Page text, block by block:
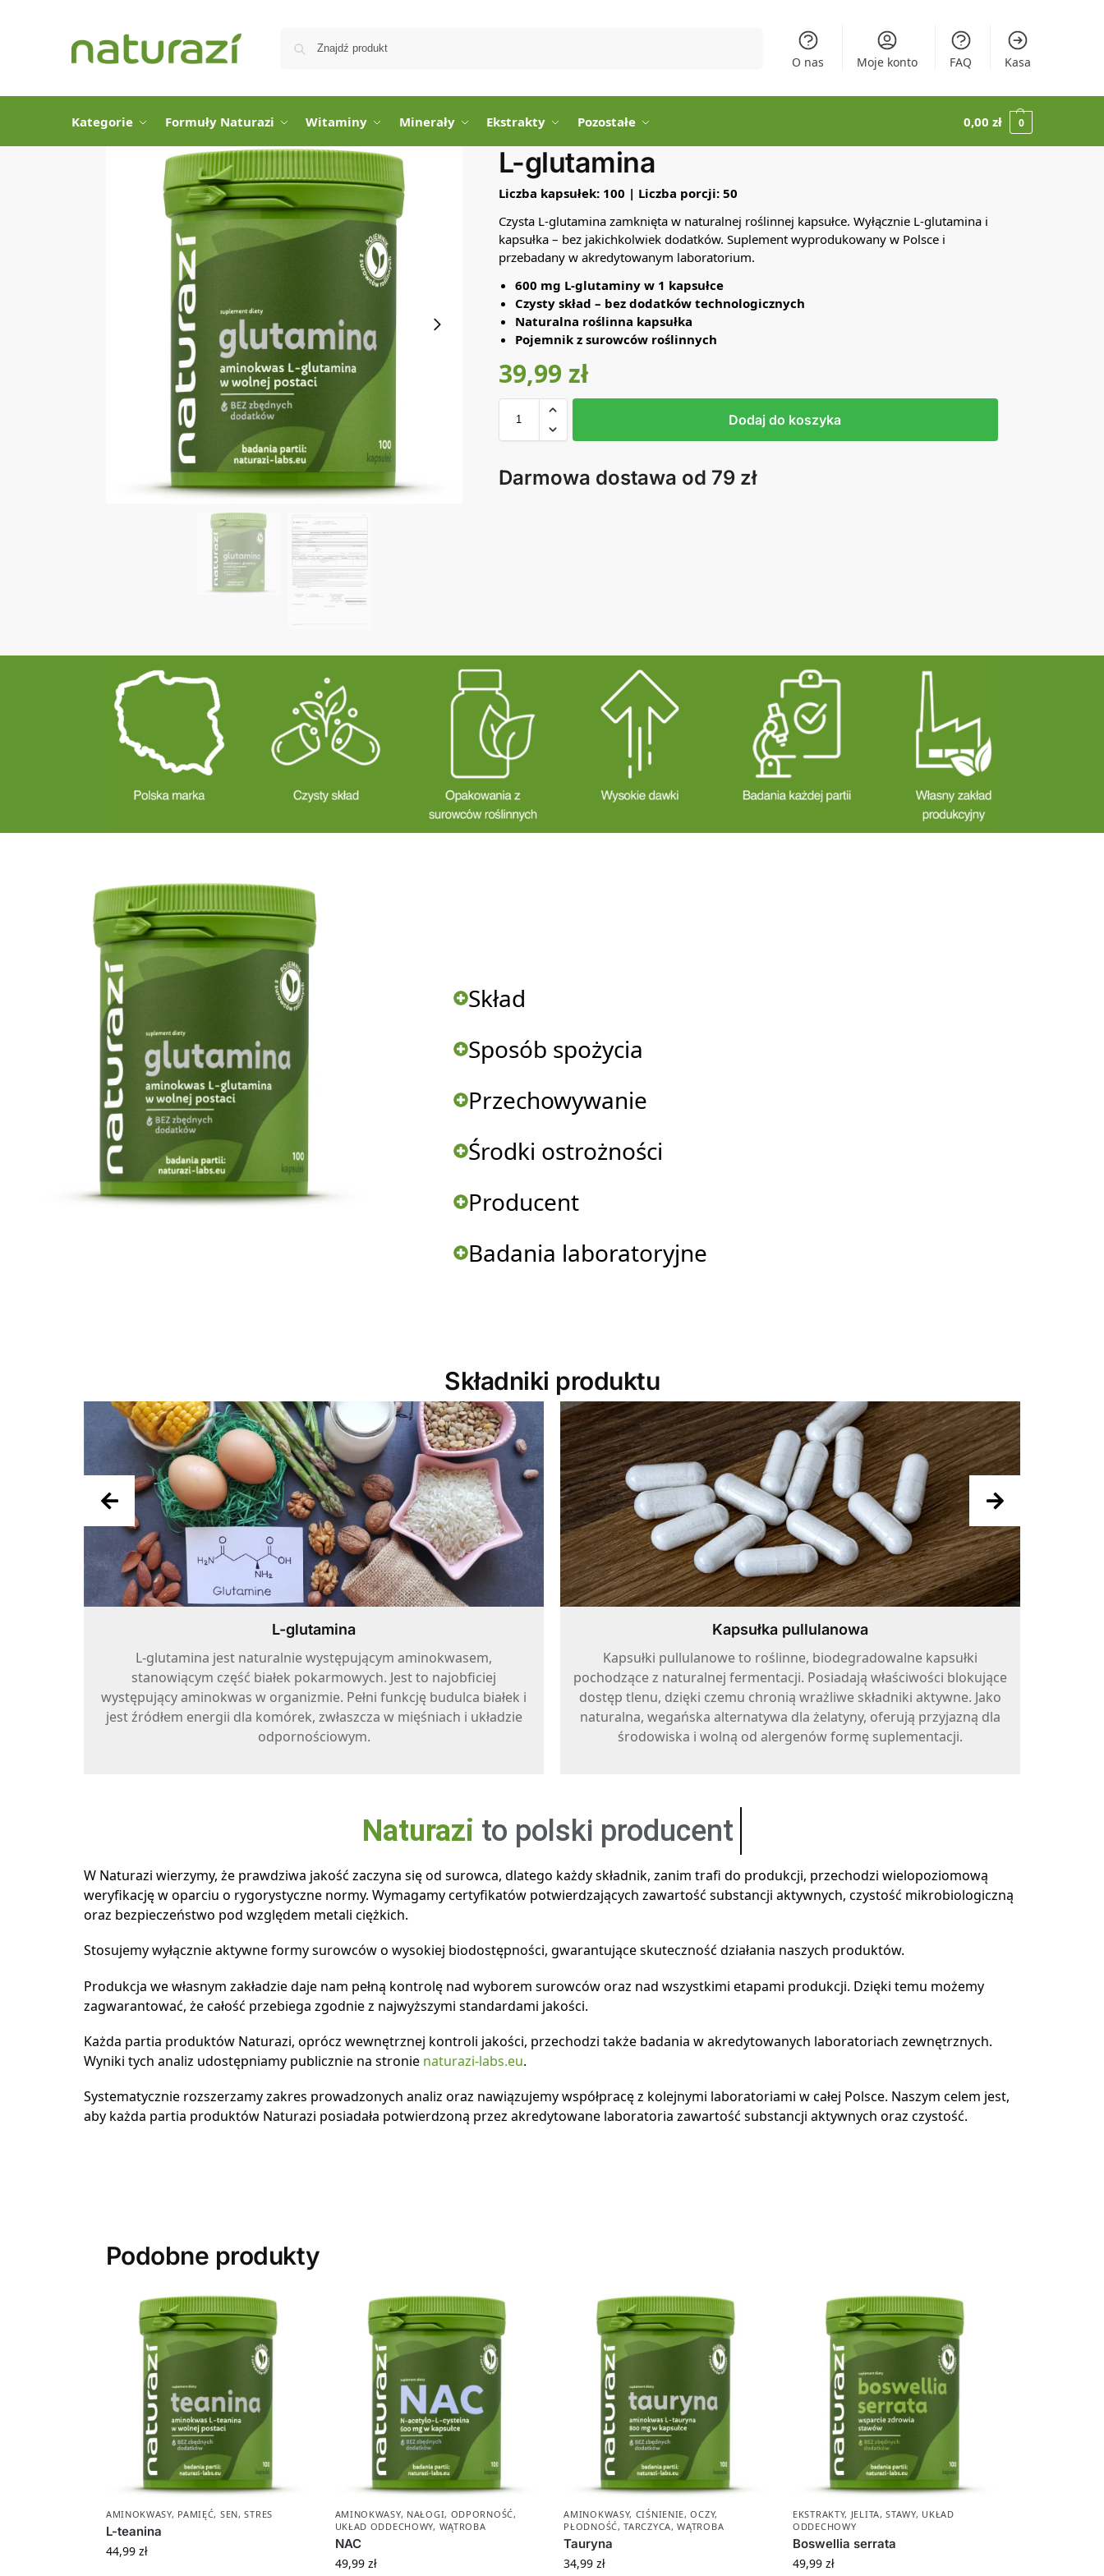
O nas Moje konto FAQ Kasa
Kategorie Formuły Naturazi Witaminy Minerały Ekstrakty Pozostałe 0,00 zł 0
L-glutamina
Liczba kapsułek: 100 | Liczba porcji: 50
Czysta L-glutamina zamknięta w naturalnej roślinnej kapsułce. Wyłącznie L-glutamina i
kapsułka – bez jakichkolwiek dodatków. Suplement wyprodukowany w Polsce i
przebadany w akredytowanym laboratorium.
600 mg L-glutaminy w 1 kapsułce
Czysty skład – bez dodatków technologicznych
Naturalna roślinna kapsułka
Pojemnik z surowców roślinnych
39,99 zł
Dodaj do koszyka
Darmowa dostawa od 79 zł
Skład
Sposób spożycia
Przechowywanie
Środki ostrożności
Producent
Badania laboratoryjne
Składniki produktu
L-glutamina
L-glutamina jest naturalnie występującym aminokwasem,
stanowiącym część białek pokarmowych. Jest to najobficiej
występujący aminokwas w organizmie. Pełni funkcję budulca białek i
jest źródłem energii dla komórek, zwłaszcza w mięśniach i układzie
odpornościowym.
Kapsułka pullulanowa
Kapsułki pullulanowe to roślinne, biodegradowalne kapsułki
pochodzące z naturalnej fermentacji. Posiadają właściwości blokujące
dostęp tlenu, dzięki czemu chronią wrażliwe składniki aktywne. Jako
naturalna, wegańska alternatywa dla żelatyny, oferują przyjazną dla
środowiska i wolną od alergenów formę suplementacji.
Naturazi to polski producent
W Naturazi wierzymy, że prawdziwa jakość zaczyna się od surowca, dlatego każdy składnik, zanim trafi do produkcji, przechodzi wielopoziomową
weryfikację w oparciu o rygorystyczne normy. Wymagamy certyfikatów potwierdzających zawartość substancji aktywnych, czystość mikrobiologiczną
oraz bezpieczeństwo pod względem metali ciężkich.
Stosujemy wyłącznie aktywne formy surowców o wysokiej biodostępności, gwarantujące skuteczność działania naszych produktów.
Produkcja we własnym zakładzie daje nam pełną kontrolę nad wyborem surowców oraz nad wszystkimi etapami produkcji. Dzięki temu możemy
zagwarantować, że całość przebiega zgodnie z najwyższymi standardami jakości.
Każda partia produktów Naturazi, oprócz wewnętrznej kontroli jakości, przechodzi także badania w akredytowanych laboratoriach zewnętrznych.
Wyniki tych analiz udostępniamy publicznie na stronie naturazi-labs.eu.
Systematycznie rozszerzamy zakres prowadzonych analiz oraz nawiązujemy współpracę z kolejnymi laboratoriami w całej Polsce. Naszym celem jest,
aby każda partia produktów Naturazi posiadała potwierdzoną przez akredytowane laboratoria zawartość substancji aktywnych oraz czystość.
Podobne produkty
AMINOKWASY, PAMIĘĆ, SEN,STRES
L-teanina
44,99 zł
AMINOKWASY, NAŁOGI, ODPORNOŚĆ,
UKŁAD ODDECHOWY, WĄTROBA
NAC
49,99 zł
AMINOKWASY, CIŚNIENIE,OCZY,
PŁODNOŚĆ,TARCZYCA,WĄTROBA
Tauryna
34,99zł
EKSTRAKTY, JELITA,STAWY, UKŁAD
ODDECHOWY
Boswellia serrata
49,99zł